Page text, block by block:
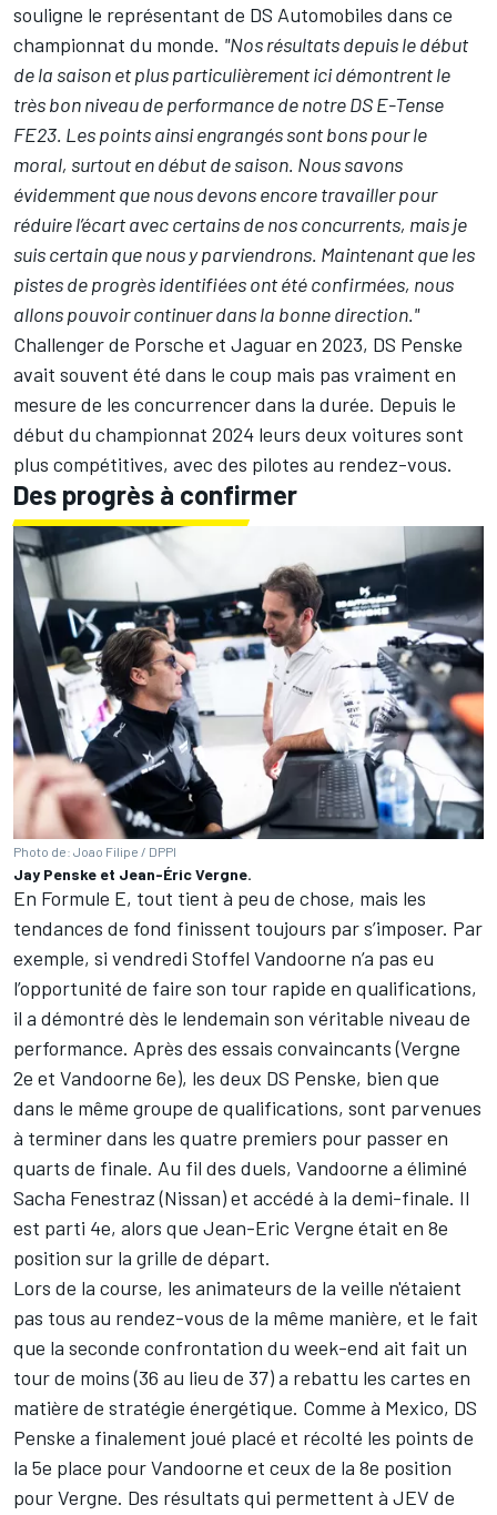
souligne le représentant de DS Automobiles dans ce
championnat du monde. "Nos résultats depuis le début
de la saison et plus particulièrement ici démontrent le
très bon niveau de performance de notre DS E-Tense
FE23. Les points ainsi engrangés sont bons pour le
moral, surtout en début de saison. Nous savons
évidemment que nous devons encore travailler pour
réduire l’écart avec certains de nos concurrents, mais je
suis certain que nous y parviendrons. Maintenant que les
pistes de progrès identifiées ont été confirmées, nous
allons pouvoir continuer dans la bonne direction."
Challenger de Porsche et Jaguar en 2023, DS Penske
avait souvent été dans le coup mais pas vraiment en
mesure de les concurrencer dans la durée. Depuis le
début du championnat 2024 leurs deux voitures sont
plus compétitives, avec des pilotes au rendez-vous.
Des progrès à confirmer
Photo de: Joao Filipe / DPPI
Jay Penske et Jean-Éric Vergne.
En Formule E, tout tient à peu de chose, mais les
tendances de fond finissent toujours par s’imposer. Par
exemple, si vendredi Stoffel Vandoorne n’a pas eu
l’opportunité de faire son tour rapide en qualifications,
il a démontré dès le lendemain son véritable niveau de
performance. Après des essais convaincants (Vergne
2e et Vandoorne 6e), les deux DS Penske, bien que
dans le même groupe de qualifications, sont parvenues
à terminer dans les quatre premiers pour passer en
quarts de finale. Au fil des duels, Vandoorne a éliminé
Sacha Fenestraz(Nissan) et accédé à la demi-finale. Il
est parti 4e, alors que Jean-Eric Vergne était en 8e
position sur la grille de départ.
Lors de la course, les animateurs de la veille n'étaient
pas tous au rendez-vous de la même manière, et le fait
que la seconde confrontation du week-end ait fait un
tour de moins (36 au lieu de 37) a rebattu les cartes en
matière de stratégie énergétique. Comme à Mexico, DS
Penske a finalement joué placé et récolté les points de
la 5e place pour Vandoorne et ceux de la 8e position
pour Vergne. Des résultats qui permettent à JEV de